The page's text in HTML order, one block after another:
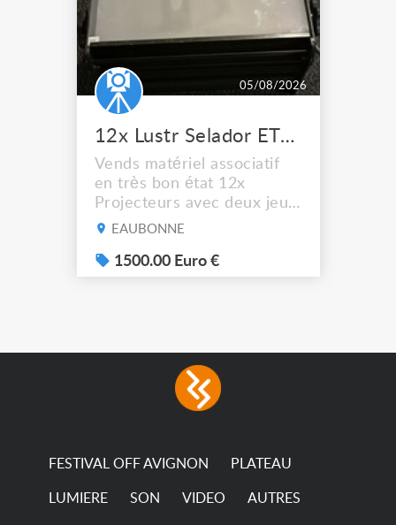
05/08/2026
12x Lustr Selador ETC Led 7x colors filtres
Vends matériel associatif
en très bon état 12x
Projecteurs avec deux jeux
de filtre filtre Lustr Selador
system – seven colour
LEDs providing the
consumption The
permanence of a 50,000-
EAUBONNE
1500.00 Euro €
FESTIVAL OFF AVIGNON PLATEAU
LUMIERE SON VIDEO AUTRES